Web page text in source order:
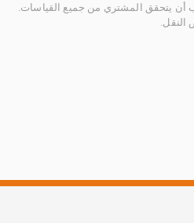
أن يتحقق المشتري من جميع القياسات.
النقل.